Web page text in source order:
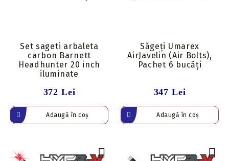
Set sageti arbaleta
carbon Barnett
Headhunter 20 inch
iluminate
372 Lei
Săgeți Umarex
AirJavelin (Air Bolts),
Pachet 6 bucăți
347 Lei